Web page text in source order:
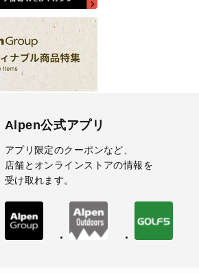
Alpen公式アプリ
アプリ限定のクーポンなど、
店舗とオンラインストアの情報を
受け取れます。